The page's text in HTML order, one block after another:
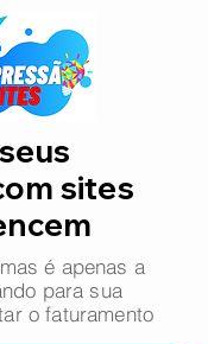
seus
sites
é apenas a
para sua
o faturamento